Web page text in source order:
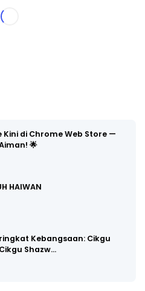
Kini di Chrome Web Store —
🌟
HAIWAN
Kebangsaan: Cikgu
Shazw…